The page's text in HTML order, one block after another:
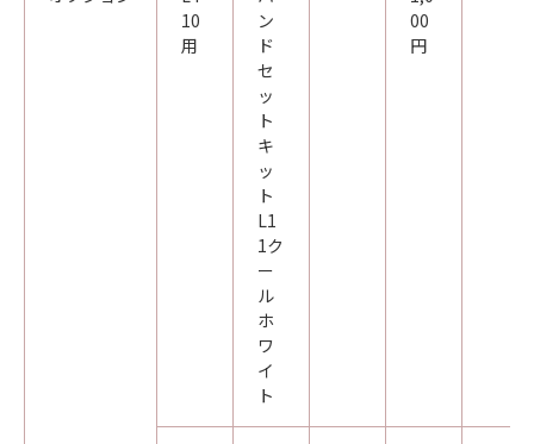
10
用
ン
ド
セ
ッ
ト
キ
ッ
ト
L1
1ク
ー
ル
ホ
ワ
イ
ト
00
円